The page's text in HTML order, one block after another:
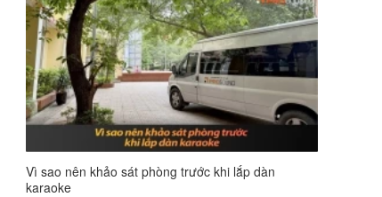
Vì sao nên khảo sát phòng trước khi lắp dàn
karaoke